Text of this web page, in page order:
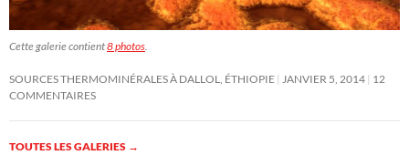
Cette galerie contient8 photos.
SOURCES THERMOMINÉRALES À DALLOL, ÉTHIOPIE JANVIER 5, 2014 12
COMMENTAIRES
TOUTES LES GALERIES →